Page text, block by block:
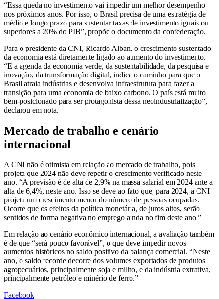
“Essa queda no investimento vai impedir um melhor desempenho
nos próximos anos. Por isso, o Brasil precisa de uma estratégia de
médio e longo prazo para sustentar taxas de investimento iguais ou
superiores a 20% do PIB”, propõe o documento da confederação.
Para o presidente da CNI, Ricardo Alban, o crescimento sustentado
da economia está diretamente ligado ao aumento do investimento.
“E a agenda da economia verde, da sustentabilidade, da pesquisa e
inovação, da transformação digital, indica o caminho para que o
Brasil atraia indústrias e desenvolva infraestrutura para fazer a
transição para uma economia de baixo carbono. O país está muito
bem-posicionado para ser protagonista dessa neoindustrialização”,
declarou em nota.
Mercado de trabalho e cenário
internacional
A CNI não é otimista em relação ao mercado de trabalho, pois
projeta que 2024 não deve repetir o crescimento verificado neste
ano. “A previsão é de alta de 2,9% na massa salarial em 2024 ante a
alta de 6,4%, neste ano. Isso se deve ao fato que, para 2024, a CNI
projeta um crescimento menor do número de pessoas ocupadas.
Ocorre que os efeitos da política monetária, de juros altos, serão
sentidos de forma negativa no emprego ainda no fim deste ano.”
Em relação ao cenário econômico internacional, a avaliação também
é de que “será pouco favorável”, o que deve impedir novos
aumentos históricos no saldo positivo da balança comercial. “Neste
ano, o saldo recorde decorre dos volumes exportados de produtos
agropecuários, principalmente soja e milho, e da indústria extrativa,
principalmente petróleo e minério de ferro.”
Facebook